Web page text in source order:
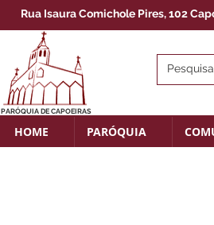
Rua Isaura Comichole Pires, 102
PARÓQUIA DE CAPOEIRAS
HOME PARÓQUIA